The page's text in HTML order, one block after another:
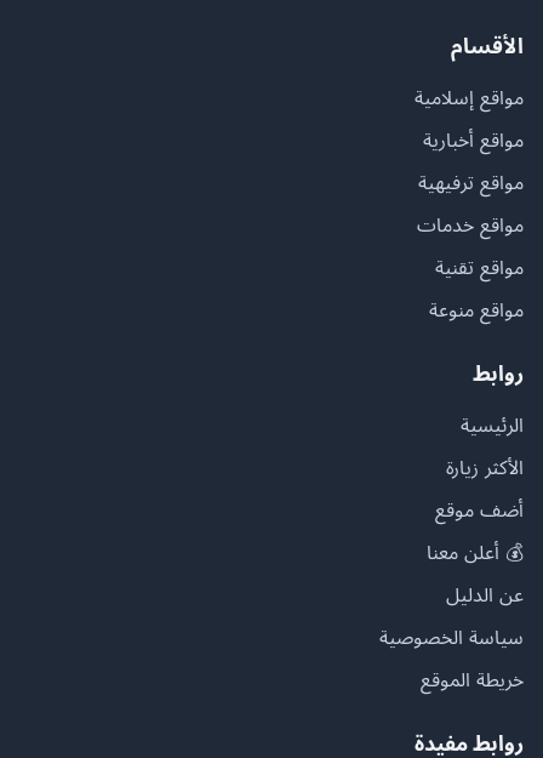
الأقسام
مواقع إسلامية
مواقع أخبارية
مواقع ترفيهية
مواقع خدمات
مواقع تقنية
مواقع منوعة
روابط
الرئيسية
الأكثر زيارة
أضف موقع
💰 أعلن معنا
عن الدليل
سياسة الخصوصية
خريطة الموقع
روابط مفيدة